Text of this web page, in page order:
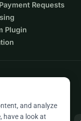
Requests
Plugin
and analyze
have a look at